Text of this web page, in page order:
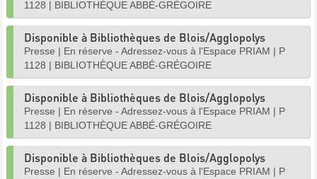
1128 | BIBLIOTHÈQUE ABBÉ-GRÉGOIRE
Disponible à Bibliothèques de Blois/Agglopolys
Presse | En réserve - Adressez-vous à l'Espace PRIAM | P
1128 | BIBLIOTHÈQUE ABBÉ-GRÉGOIRE
Disponible à Bibliothèques de Blois/Agglopolys
Presse | En réserve - Adressez-vous à l'Espace PRIAM | P
1128 | BIBLIOTHÈQUE ABBÉ-GRÉGOIRE
Disponible à Bibliothèques de Blois/Agglopolys
Presse | En réserve - Adressez-vous à l'Espace PRIAM | P